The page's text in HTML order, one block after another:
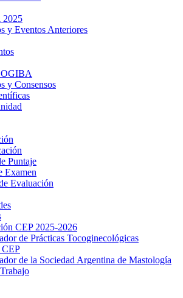
2025
y Eventos Anteriores
y Consensos
Puntaje
Examen
Evaluación
CEP 2025-2026
de Prácticas Tocoginecológicas
de la Sociedad Argentina de Mastología